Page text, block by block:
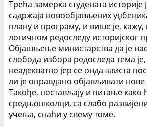
Трећа замерка студената историје
садржаја новообјављених
плану и програму, и више је, кажу,
логичном редоследу историјског
Објашњење министарства да је
слобода избора редоследа тема
неадекватно јер се онда заиста
ли је оправдано објављивати
Такође, постављају и питање како
средњошколци, са слабо
учења, снаћи у свему томе.